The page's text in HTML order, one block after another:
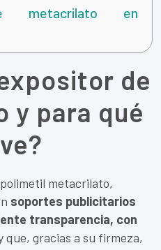
metacrilato en
de
y para qué
metacrilato,
soportes publicitarios
transparencia, con
que, gracias a su firmeza,